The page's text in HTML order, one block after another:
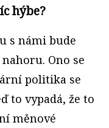
hýbe?
s námi bude
Ono se
politika se
to vypadá, že to
měnové